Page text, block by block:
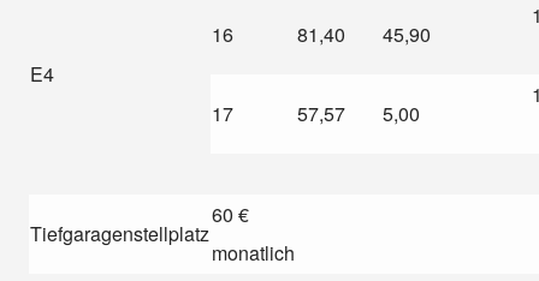
E4
16 81,40 45,90
17 57,57 5,00
Tiefgaragenstellplatz
60 €
monatlich